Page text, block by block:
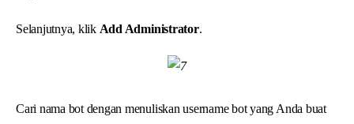
Selanjutnya, klik Add Administrator.
Cari nama bot dengan menuliskan username bot yang Anda buat